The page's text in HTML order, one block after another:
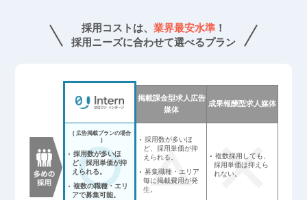
採用コストは、 業界最安水準 ！
採用ニーズに合わせて選べるプラン
掲載課金型求人広告
媒体
成果報酬型求人媒体
( 広告掲載プランの場合
)
採用数が多いほ
ど、採用単価が抑
えられる。
複数の職種・エリ
アで募集可能。
採用数が多いほ
ど、採用単価が抑
えられる。
募集職種・エリア
毎に掲載費用が発
生。
複数採用しても、
採用単価は抑えら
れない。